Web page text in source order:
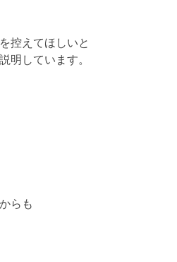
控えてほしいと
明しています。
らも